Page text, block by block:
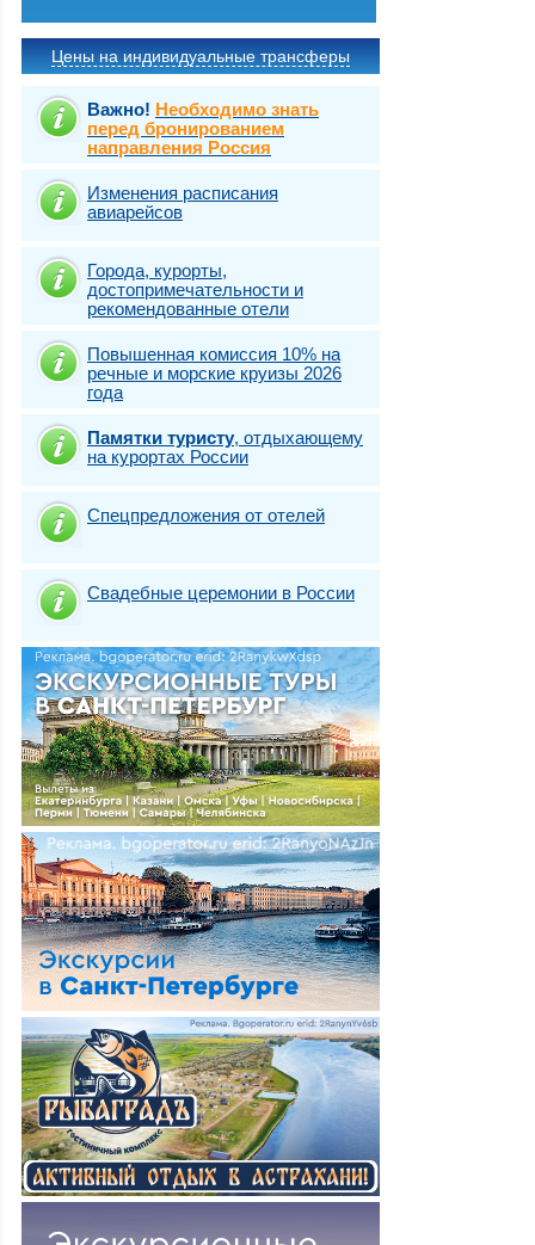
Цены на индивидуальные трансферы
Важно! Необходимо знать
перед бронированием
направления Россия
Изменения расписания
авиарейсов
Города, курорты,
достопримечательности и
рекомендованные отели
Повышенная комиссия 10% на
речные и морские круизы 2026
года
Памятки туристу, отдыхающему
на курортах России
Спецпредложения от отелей
Свадебные церемонии в России